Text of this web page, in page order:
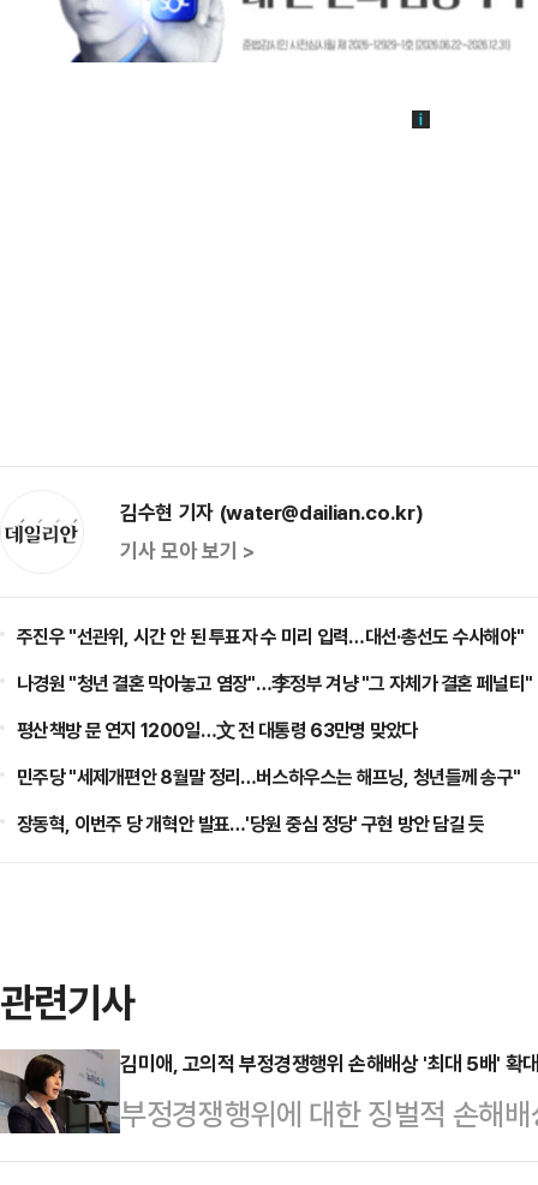
김수현 기자 (water@dailian.co.kr)
기사 모아 보기 >
주진우 "선관위, 시간 안 된 투표자 수 미리 입력…대선·총선도 수사해야"
나경원 "청년 결혼 막아놓고 염장"…李정부 겨냥 "그 자체가 결혼 페널티"
평산책방 문 연지 1200일…文 전 대통령 63만명 맞았다
민주당 "세제개편안 8월말 정리…버스하우스는 해프닝, 청년들께 송구"
장동혁, 이번주 당 개혁안 발표…'당원 중심 정당' 구현 방안 담길 듯
관련기사
김미애, 고의적 부정경쟁행위 손해배상 '최대 5배' 확
부정경쟁행위에 대한 징벌적 손해
의성이 입증된 모든 부정경쟁행위